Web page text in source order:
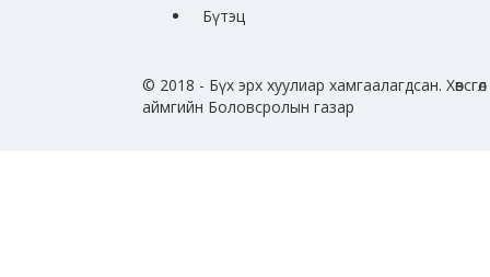
Бүтэц
© 2018 - Бүх эрх хуулиар хамгаалагдсан. Хөвсгөл
аймгийн Боловсролын газар